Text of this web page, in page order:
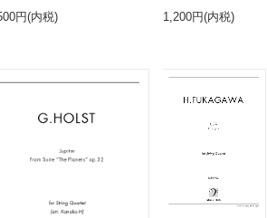
円(内税)
1,200円(内税)